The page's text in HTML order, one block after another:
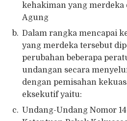
kehakiman yang merdeka
Agung
Dalam rangka mencapai
yang merdeka tersebut
perubahan beberapa
undangan secara
dengan pemisahan
eksekutif yaitu:
Undang-Undang Nomor